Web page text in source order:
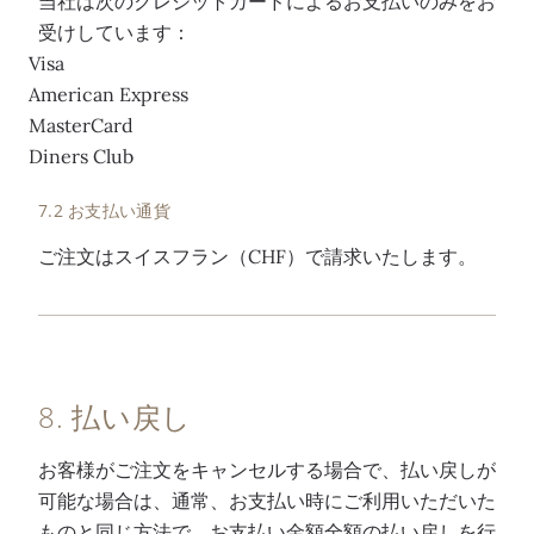
受けしています：
Visa
American Express
MasterCard
Diners Club
7.2 お支払い通貨
ご注文はスイスフラン（CHF）で請求いたします。
8. 払い戻し
お客様がご注文をキャンセルする場合で、払い戻しが
可能な場合は、通常、お支払い時にご利用いただいた